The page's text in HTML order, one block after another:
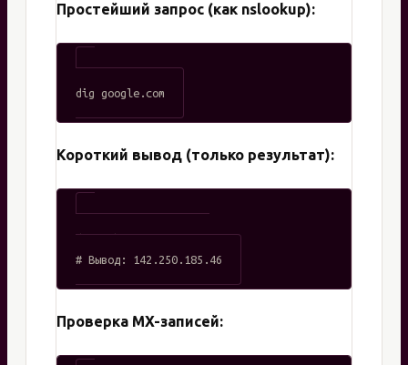
Простейший запрос (как nslookup):
Короткий вывод (только результат):
dig +short google.com
Проверка MX-записей: